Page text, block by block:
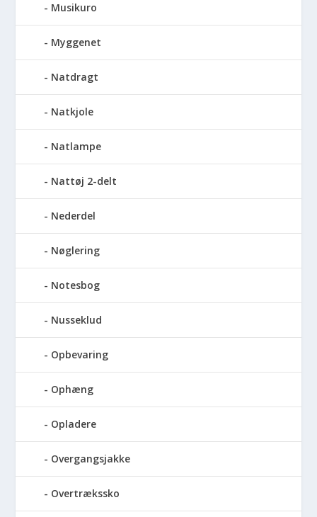
Musikuro
Myggenet
Natdragt
Natkjole
Natlampe
Nattøj 2-delt
Nederdel
Nøglering
Notesbog
Nusseklud
Opbevaring
Ophæng
Opladere
Overgangsjakke
Overtrækssko